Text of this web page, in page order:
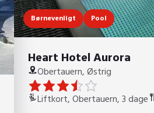
Børnevenligt Pool
Heart Hotel Aurora
Obertauern, Østrig
Liftkort, Obertauern, 3 dage